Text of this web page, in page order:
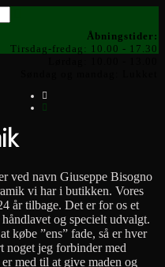
Åbningstider:
Tirsdag-fredag: 10.00 - 17.30
ved navn Giuseppe Bisogno
vi har i butikken. Vores
år tilbage. Det er for os et
og specielt udvalgt.
købe ”ens” fade, så er hver
noget jeg forbinder med
med til at give maden og